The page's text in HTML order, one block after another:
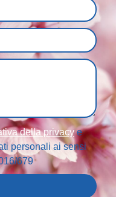
della privacye
personali ai sensi
679